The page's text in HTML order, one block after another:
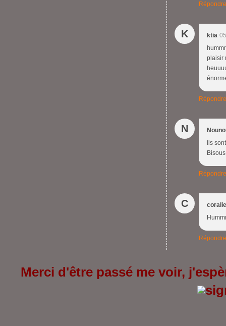
Répondre
K ktia
plaisir
Répondre
N
Ils
Répondre
C
coralie
Répondre
Merci d'être passé me voir,